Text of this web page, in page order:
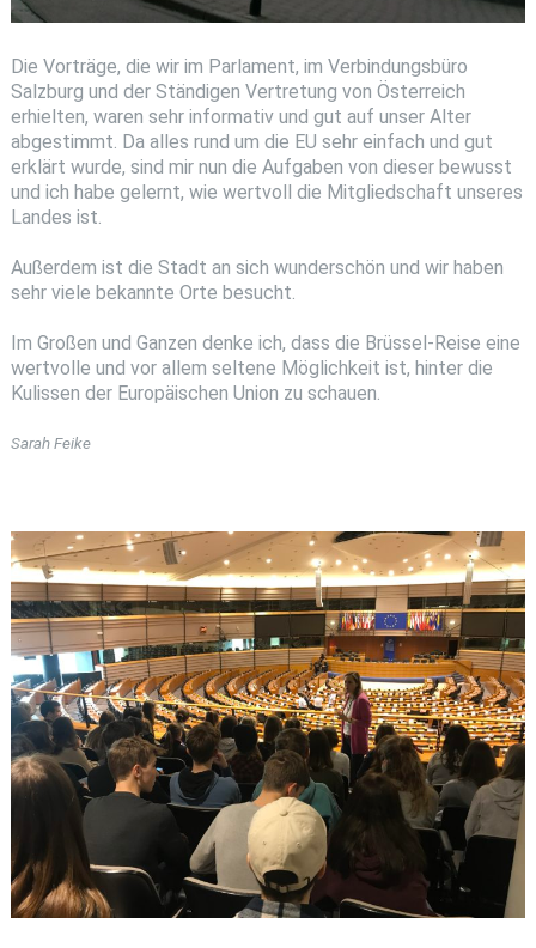
Die Vorträge, die wir im Parlament, im Verbindungsbüro
Salzburg und der Ständigen Vertretung von Österreich
erhielten, waren sehr informativ und gut auf unser Alter
abgestimmt. Da alles rund um die EU sehr einfach und gut
erklärt wurde, sind mir nun die Aufgaben von dieser bewusst
und ich habe gelernt, wie wertvoll die Mitgliedschaft unseres
Landes ist.
Außerdem ist die Stadt an sich wunderschön und wir haben
sehr viele bekannte Orte besucht.
Im Großen und Ganzen denke ich, dass die Brüssel-Reise eine
wertvolle und vor allem seltene Möglichkeit ist, hinter die
Kulissen der Europäischen Union zu schauen.
Sarah Feike